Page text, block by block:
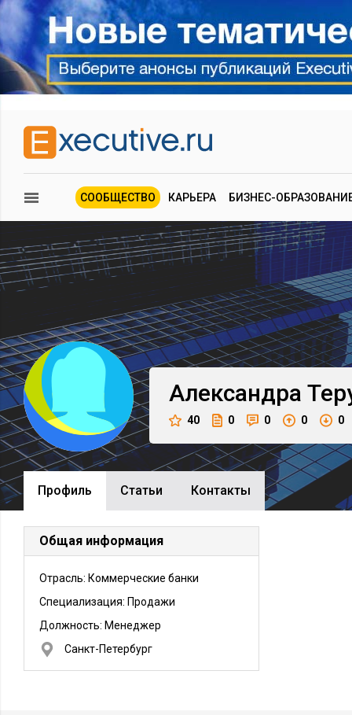
СООБЩЕСТВО КАРЬЕРА БИЗНЕС-
Александра
40 0 0 0 0
Профиль Cтатьи Контакты
Общая информация
Отрасль: Коммерческие банки
Специализация: Продажи
Должность: Менеджер
Санкт-Петербург